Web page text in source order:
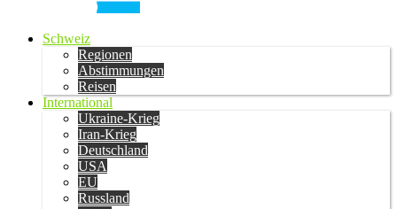
Schweiz
Regionen
Abstimmungen
Reisen
International
Ukraine-Krieg
Iran-Krieg
Deutschland
USA
EU
Russland